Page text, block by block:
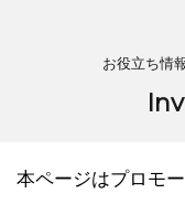
お役立ち情
本ページはプロモ